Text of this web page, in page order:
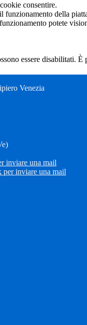
consentire.
funzionamento della
potete
essere disabilitati.
Venezia
inviare una mail
per inviare una mail